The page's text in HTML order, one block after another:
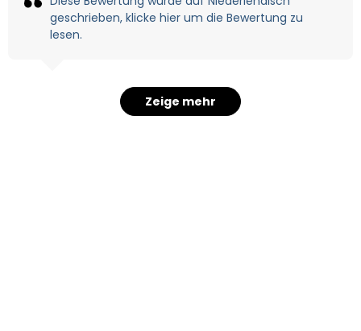
geschrieben, klicke hier um die Bewertung zu
lesen.
Zeige mehr